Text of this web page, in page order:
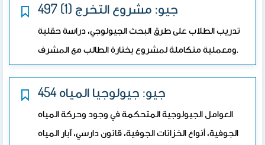
497 جيو: مشروع التخرج (1)
تدريب الطلاب على طرق البحث الجيولوجي، دراسة حقلية
ومعملية متكاملة لمشروع يختارة الطالب مع المشرف.
454 جيو: جيولوجيا المياه
العوامل الجيولوجية المتحكمة في وجود وحركة المياه
الجوفية، أنواع الخزانات الجوفية، قانون دارسي، آبار المياه